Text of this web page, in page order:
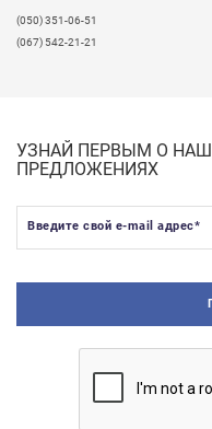
(050) 351-06-51
(067) 542-21-21
УЗНАЙ ПЕРВЫМ О
ПРЕДЛОЖЕНИЯХ
Введите свой e-mail адрес*